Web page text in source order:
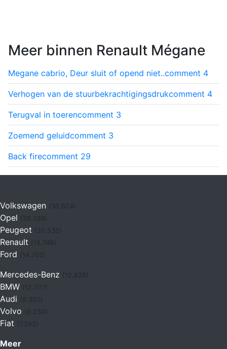
Meer binnen Renault Mégane
Megane cabrio, Deur sluit of opend niet..comment 4
Verhogen van de stuurbekrachtigingsdrukcomment 4
Terugval in toerencomment 3
Zoemend geluidcomment 3
Back firecomment 29
Volkswagen (30.624)
Opel
Peugeot
Renault (19.746)
Ford (14.755)
Mercedes-Benz
BMW
Audi
Volvo
Fiat (7.262)
Meer